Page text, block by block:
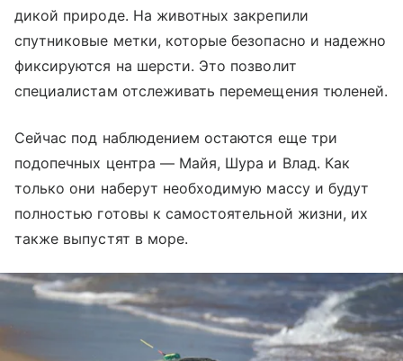
дикой природе. На животных закрепили
спутниковые метки, которые безопасно и надежно
фиксируются на шерсти. Это позволит
специалистам отслеживать перемещения тюленей.
Сейчас под наблюдением остаются еще три
подопечных центра — Майя, Шура и Влад. Как
только они наберут необходимую массу и будут
полностью готовы к самостоятельной жизни, их
также выпустят в море.